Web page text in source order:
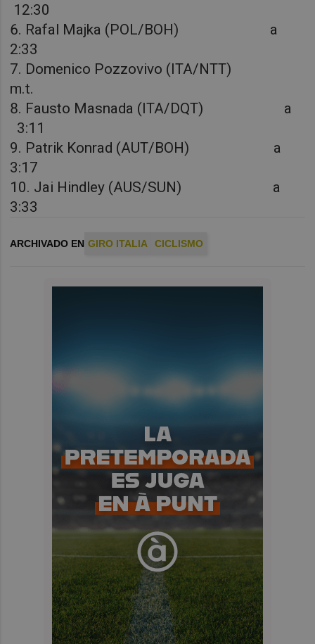
12:30
6. Rafal Majka (POL/BOH) a
2:33
7. Domenico Pozzovivo (ITA/NTT)
m.t.
8. Fausto Masnada (ITA/DQT) a
3:11
9. Patrik Konrad (AUT/BOH) a
3:17
10. Jai Hindley (AUS/SUN) a
3:33
ARCHIVADO EN GIRO ITALIA CICLISMO